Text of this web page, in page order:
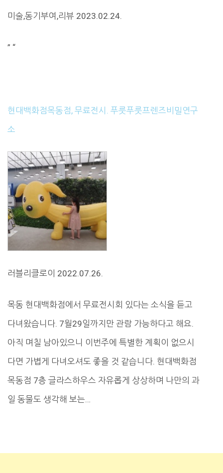
미술,동기부여,리뷰 2023.02.24.
” “
현대백화점목동점, 무료전시. 푸룻푸룻프렌즈비밀연구
소
러블리클로이 2022.07.26.
목동 현대백화점에서 무료전시회 있다는 소식을 듣고
다녀왔습니다. 7월29일까지만 관람 가능하다고 해요.
아직 며칠 남아있으니 이번주에 특별한 계획이 없으시
다면 가볍게 다녀오셔도 좋을 것 같습니다. 현대백화점
목동점 7층 글라스하우스 자유롭게 상상하며 나만의 과
일 동물도 생각해 보는…